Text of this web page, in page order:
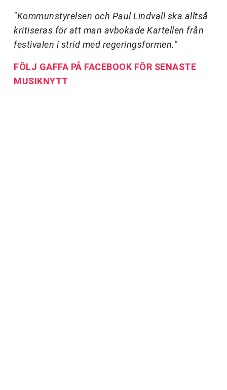
"Kommunstyrelsen och Paul Lindvall ska alltså
kritiseras för att man avbokade Kartellen från
festivalen i strid med regeringsformen."
FÖLJ GAFFA PÅ FACEBOOK FÖR SENASTE
MUSIKNYTT